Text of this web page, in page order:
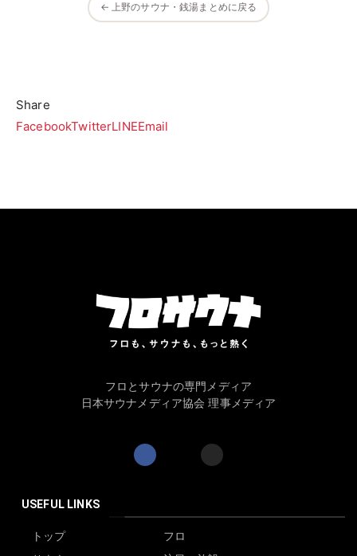
← 上野のサウナ・銭湯まとめに戻る
Share
FacebookTwitterLINEEmail
フロとサウナの専門メディア
日本サウナメディア協会 理事メディア
USEFUL LINKS
トップ
フロ